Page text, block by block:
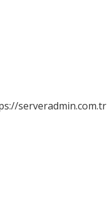
serveradmin.com.tr